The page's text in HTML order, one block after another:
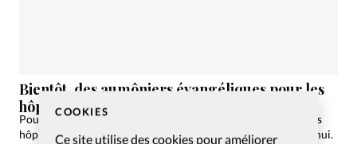
COOKIES
Ce site utilise des cookies pour améliorer
Bientôt, des aumôniers évangéliques pour les
hôpitaux
Pourquoi n’y a-t-il pas plus d’aumôniers évangéliques dans les
hôpitaux? Cette question fait l’objet d’un sain débat aujourd’hui.